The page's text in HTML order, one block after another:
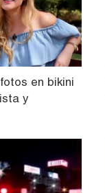
en bikini
y